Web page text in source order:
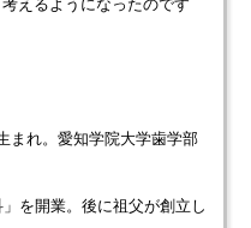
えるようになったのです
まれ。愛知学院大学歯学部
を開業。後に祖父が創立し